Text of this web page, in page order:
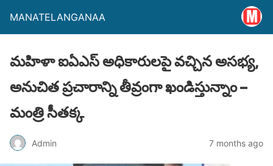
MANATELANGANAA
మహిళా ఐఏఎస్ అధికారులపై వచ్చిన అసభ్య,
అనుచిత ప్రచారాన్ని తీవ్రంగా ఖండిస్తున్నాం –
మంత్రి సీతక్క
Admin 7 months ago